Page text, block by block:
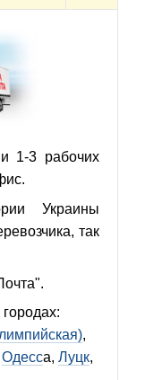
1-3 рабочих
Украины
так
,
Одесса, Луцк,